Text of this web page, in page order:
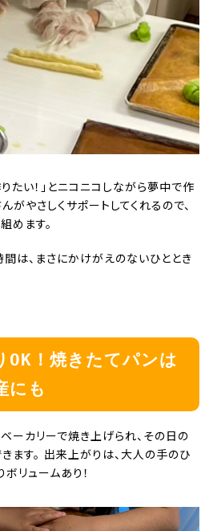
たい！」とニコニコしながら夢中で作
がやさしくサポートしてくれるので、
めます。
は、まさにかけがえのないひととき
OK！焼きたてパンは
にも
ーカリーで焼き上げられ、その日の
ます。 出来上がりは、大人の手のひ
リュームあり！